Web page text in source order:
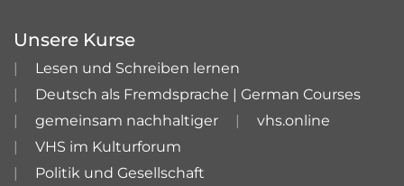
Unsere Kurse
Lesen und Schreiben lernen
Deutsch als Fremdsprache | German Courses
gemeinsam nachhaltiger
vhs.online
VHS im Kulturforum
Politik und Gesellschaft